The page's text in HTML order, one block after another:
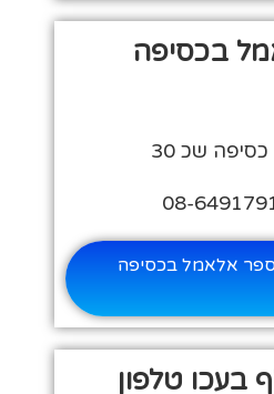
בכסיפה
שכ 30
אלאמל בכסיפה
בעכו טלפון